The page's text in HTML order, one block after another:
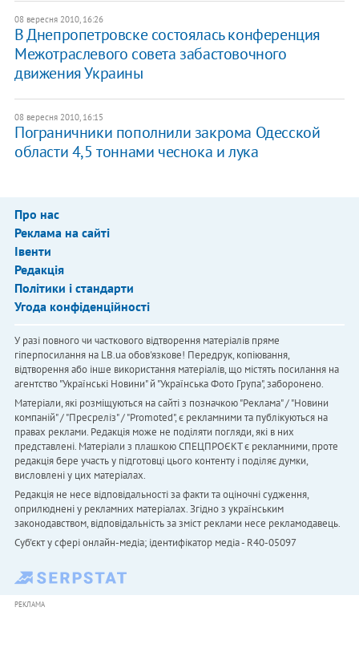
08 вересня 2010, 16:26
В Днепропетровске состоялась конференция
Межотраслевого совета забастовочного
движения Украины
08 вересня 2010, 16:15
Пограничники пополнили закрома Одесской
области 4,5 тоннами чеснока и лука
Про нас
Реклама на сайті
Івенти
Редакція
Політики і стандарти
Угода конфіденційності
У разі повного чи часткового відтворення матеріалів пряме
гіперпосилання на LB.ua обов'язкове! Передрук, копіювання,
відтворення або інше використання матеріалів, що містять посилання на
агентство "Українськi Новини" й "Українська Фото Група", заборонено.
Матеріали, які розміщуються на сайті з позначкою "Реклама" / "Новини
компаній" / "Пресреліз" / "Promoted", є рекламними та публікуються на
правах реклами. Редакція може не поділяти погляди, які в них
представлені. Матеріали з плашкою СПЕЦПРОЄКТ є рекламними, проте
редакція бере участь у підготовці цього контенту і поділяє думки,
висловлені у цих матеріалах.
Редакція не несе відповідальності за факти та оціночні судження,
оприлюднені у рекламних матеріалах. Згідно з українським
законодавством, відповідальність за зміст реклами несе рекламодавець.
Cуб'єкт у сфері онлайн-медіа; ідентифікатор медіа - R40-05097
РЕКЛАМА